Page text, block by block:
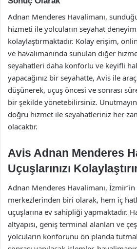
Adnan Menderes Havalimanı,
hizmeti ile yolcuların seyahat
kolaylaştırmaktadır. Kolay erişim,
ve havalimanında sunulan diğer
seyahatleri daha konforlu ve keyifli
yapacağınız bir seyahatte, Avis ile
düşünerek, uçuş öncesi ve sonrası
bir şekilde yönetebilirsiniz.
doğru hizmet ile seyahatleriniz her
olacaktır.
Avis Adnan Menderes
Uçuşlarınızı
Adnan Menderes Havalimanı,
merkezlerinden biri olarak, hem iç
uçuşlarına ev sahipliği yapmaktadır.
altyapısı, geniş terminal alanları ve
yolcuların konforunu ön planda